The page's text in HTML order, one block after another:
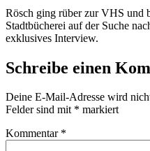
Rösch ging rüber zur VHS und
Stadtbücherei auf der Suche
exklusives Interview.
Schreibe einen
Deine E-Mail-Adresse wird
Felder sind mit * markiert
Kommentar *